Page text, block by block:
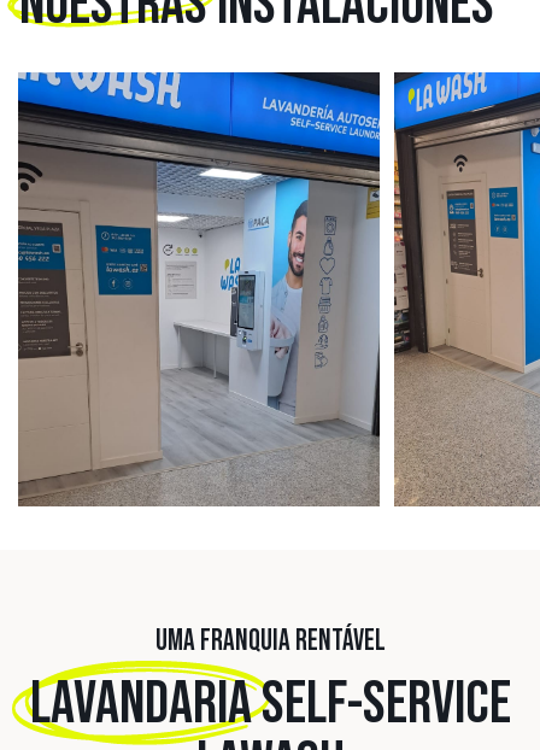
UMA FRANQUIA RENTÁVEL
LAVANDARIASELF-SERVICE